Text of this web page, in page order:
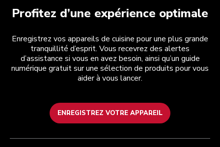
Profitez d’une expérience optimale
Enregistrez vos appareils de cuisine pour une plus grande
tranquillité d’esprit. Vous recevrez des alertes
d’assistance si vous en avez besoin, ainsi qu’un guide
numérique gratuit sur une sélection de produits pour vous
aider à vous lancer.
ENREGISTREZ VOTRE APPAREIL
Service après-vente
Conditions d’utilisation
La marque